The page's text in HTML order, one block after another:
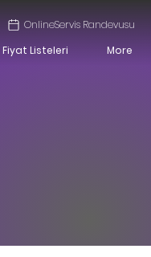
OnlineServis Randevusu
Fiyat Listeleri More